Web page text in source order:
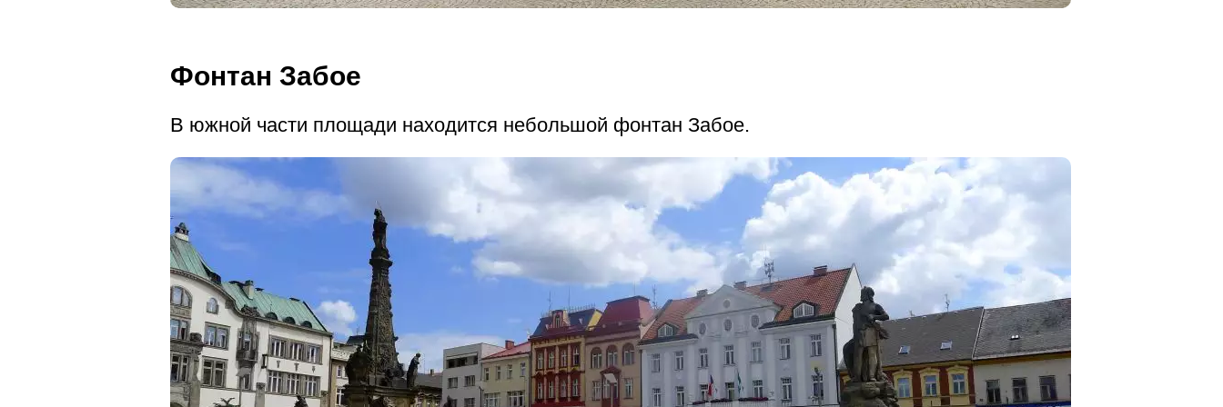
Фонтан Забое
В южной части площади находится небольшой фонтан Забое.